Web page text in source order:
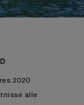
2020
alle